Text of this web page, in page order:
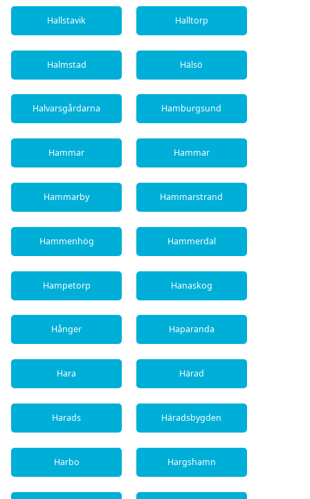
Hallstavik Halltorp
Halmstad Hälsö
Halvarsgårdarna Hamburgsund
Hammar Hammar
Hammarby Hammarstrand
Hammenhög Hammerdal
Hampetorp Hanaskog
Hånger Haparanda
Hara Härad
Harads Häradsbygden
Harbo Hargshamn